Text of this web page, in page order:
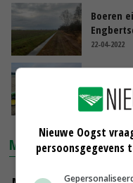
Boeren
22-04-2022
losse
07-04-2022
MARKTPRIJZEN
Nieuwe Oogst
persoonsgegevens